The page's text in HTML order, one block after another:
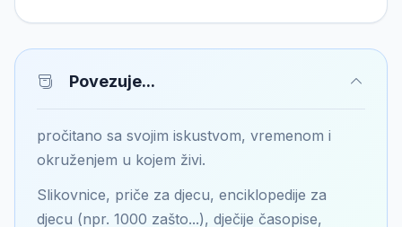
Povezuje...
pročitano sa svojim iskustvom, vremenom i
okruženjem u kojem živi.
Slikovnice, priče za djecu, enciklopedije za
djecu (npr. 1000 zašto...), dječije časopise,